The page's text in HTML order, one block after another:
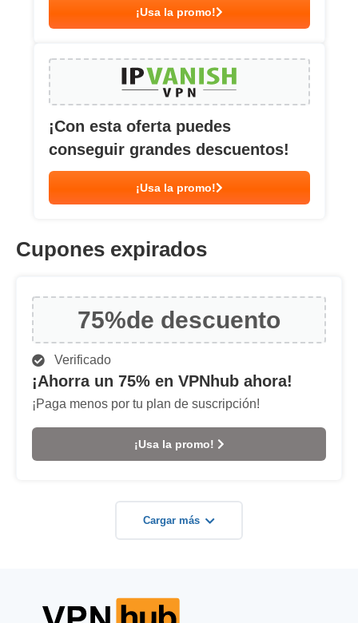
¡Usa la promo!
¡Con esta oferta puedes
conseguir grandes descuentos!
¡Usa la promo!
Cupones expirados
75%de descuento
Verificado
¡Ahorra un 75% en VPNhub ahora!
¡Paga menos por tu plan de suscripción!
¡Usa la promo!
Cargar más